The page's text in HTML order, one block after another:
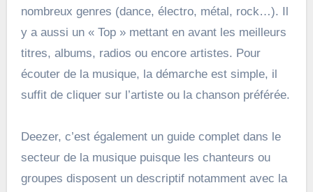
nombreux genres (dance, électro, métal, rock…). Il
y a aussi un « Top » mettant en avant les meilleurs
titres, albums, radios ou encore artistes. Pour
écouter de la musique, la démarche est simple, il
suffit de cliquer sur l’artiste ou la chanson préférée.
Deezer, c’est également un guide complet dans le
secteur de la musique puisque les chanteurs ou
groupes disposent un descriptif notamment avec la